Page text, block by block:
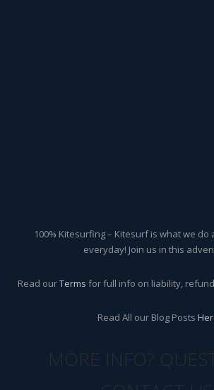
100% Kitesurfing – Kitesurf is what we do
everyday! Join us in this
Read ourTerms for full info on liability,
Read All our Blog Posts
MORE INFO?